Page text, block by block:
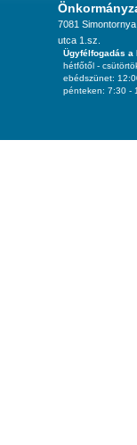
7081
utca 1.sz.
Ügyfélfogadás a
hétfőtől -
ebédszünet:
pénteken: 7:30 -